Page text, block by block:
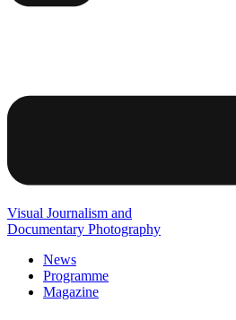
Visual Journalism and
Documentary Photography
News
Programme
Magazine